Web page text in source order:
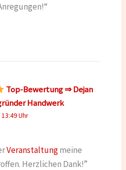
Top-Bewertung ⇒ Dejan
Handwerk
Uhr
Veranstaltungmeine
Herzlichen Dank!”